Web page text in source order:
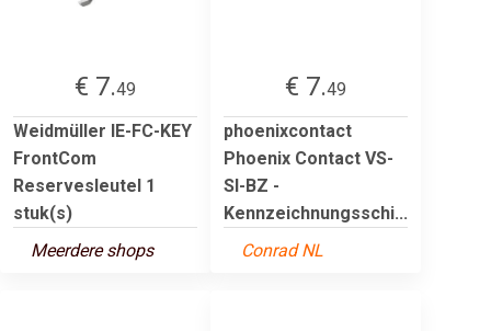
€ 7.49
Weidmüller IE-FC-KEY
FrontCom
Reservesleutel 1
stuk(s)
Meerdere shops
€ 7.49
phoenixcontact
Phoenix Contact VS-
SI-BZ -
Kennzeichnungsschi...
Conrad NL